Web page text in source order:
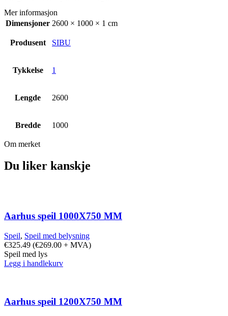
Mer informasjon
Dimensjoner 2600 × 1000 × 1 cm
Produsent SIBU
Tykkelse 1
Lengde 2600
Bredde 1000
Om merket
Du liker kanskje
Aarhus speil 1000X750 MM
Speil, Speil med belysning
€325.49 (€269.00 + MVA)
Speil med lys
Legg i handlekurv
Aarhus speil 1200X750 MM